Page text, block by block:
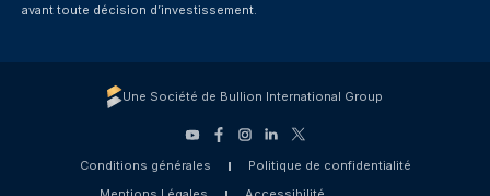
avant toute décision d’investissement.
Une Société de Bullion International Group
Conditions générales
Politique de confidentialité